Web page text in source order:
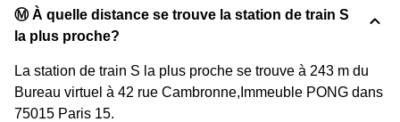
Ⓜ️ À quelle distance se trouve la station de train S
la plus proche?
La station de train S la plus proche se trouve à 243 m du
Bureau virtuel à 42 rue Cambronne,Immeuble PONG dans
75015 Paris 15.